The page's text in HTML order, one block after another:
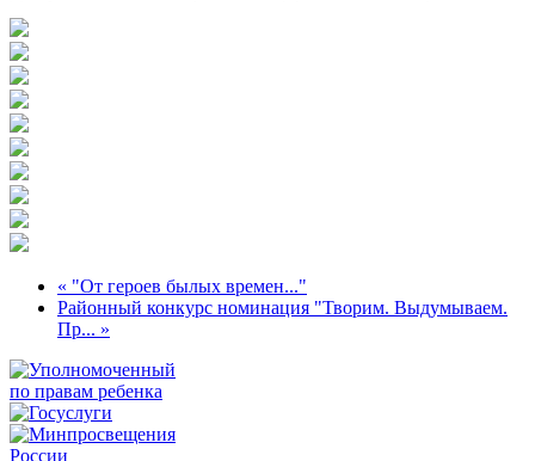
« "От героев былых времен..."
Районный конкурс номинация "Творим. Выдумываем.
Пр... »